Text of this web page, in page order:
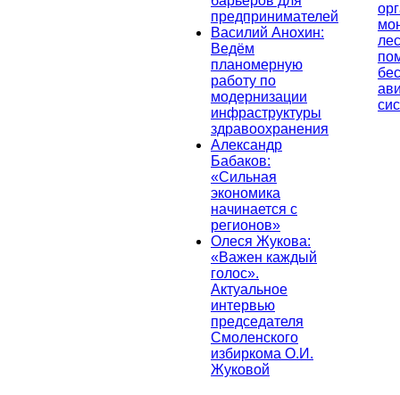
предпринимателей
Василий Анохин:
Ведём
планомерную
работу по
модернизации
инфраструктуры
здравоохранения
Александр
Бабаков:
«Сильная
экономика
начинается с
регионов»
Олеся Жукова:
«Важен каждый
голос».
Актуальное
интервью
председателя
Смоленского
избиркома О.И.
Жуковой